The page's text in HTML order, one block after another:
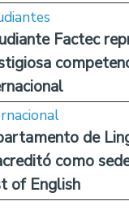
Factec
de
como
of English